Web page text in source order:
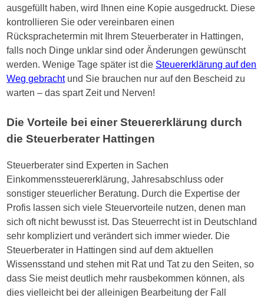
ausgefüllt haben, wird Ihnen eine Kopie ausgedruckt. Diese
kontrollieren Sie oder vereinbaren einen
Rücksprachetermin mit Ihrem Steuerberater in Hattingen,
falls noch Dinge unklar sind oder Änderungen gewünscht
werden. Wenige Tage später ist die Steuererklärung auf den
Weg gebrachtund Sie brauchen nur auf den Bescheid zu
warten – das spart Zeit und Nerven!
Die Vorteile bei einer Steuererklärung durch
die Steuerberater Hattingen
Steuerberater sind Experten in Sachen
Einkommenssteuererklärung, Jahresabschluss oder
sonstiger steuerlicher Beratung. Durch die Expertise der
Profis lassen sich viele Steuervorteile nutzen, denen man
sich oft nicht bewusst ist. Das Steuerrecht ist in Deutschland
sehr kompliziert und verändert sich immer wieder. Die
Steuerberater in Hattingen sind auf dem aktuellen
Wissensstand und stehen mit Rat und Tat zu den Seiten, so
dass Sie meist deutlich mehr rausbekommen können, als
dies vielleicht bei der alleinigen Bearbeitung der Fall